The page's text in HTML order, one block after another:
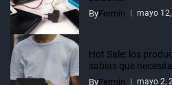
ByFermín mayo
Hot Sale: los
sabías que
ByFermín mayo 2,